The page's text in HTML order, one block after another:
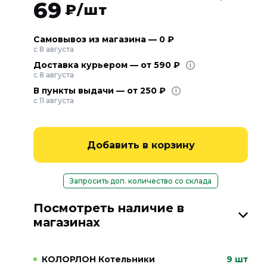
69 ₽/шт
Самовывоз из магазина — 0 ₽
с 8 августа
Доставка курьером — от 590 ₽
с 8 августа
В пункты выдачи — от 250 ₽
с 11 августа
Добавить в корзину
Запросить доп. количество со склада
Посмотреть наличие в
магазинах
КОЛОРЛОН Котельники 9 шт